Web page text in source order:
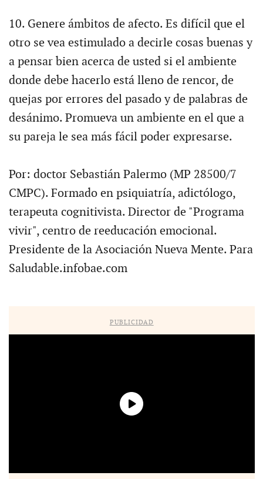
10. Genere ámbitos de afecto. Es difícil que el
otro se vea estimulado a decirle cosas buenas y
a pensar bien acerca de usted si el ambiente
donde debe hacerlo está lleno de rencor, de
quejas por errores del pasado y de palabras de
desánimo. Promueva un ambiente en el que a
su pareja le sea más fácil poder expresarse.
Por: doctor Sebastián Palermo (MP 28500/7
CMPC). Formado en psiquiatría, adictólogo,
terapeuta cognitivista. Director de "Programa
vivir", centro de reeducación emocional.
Presidente de la Asociación Nueva Mente. Para
Saludable.infobae.com
PUBLICIDAD